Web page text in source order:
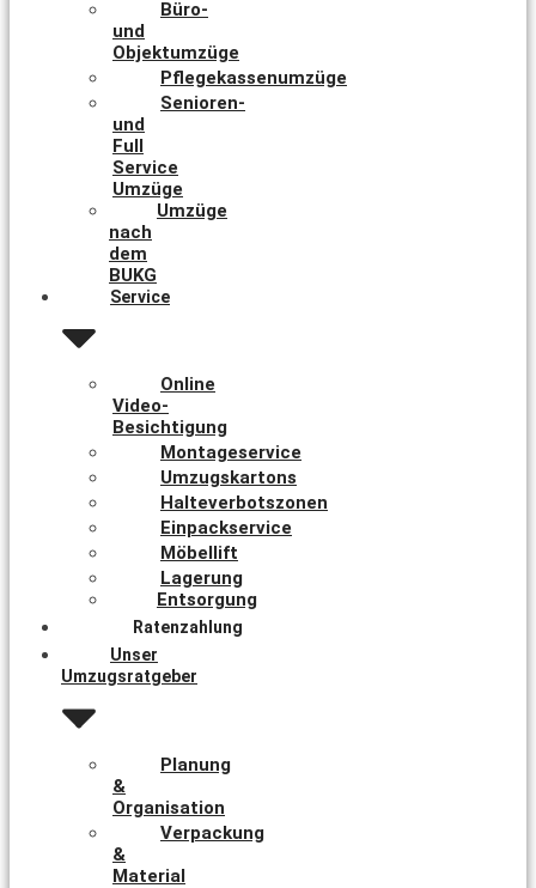
Büro-
und
Objektumzüge
Pflegekassenumzüge
Senioren-
und
Full
Service
Umzüge
Umzüge
nach
dem
BUKG
Service
Online
Video-
Besichtigung
Montageservice
Umzugskartons
Halteverbotszonen
Einpackservice
Möbellift
Lagerung
Entsorgung
Ratenzahlung
Unser
Umzugsratgeber
Planung
&
Organisation
Verpackung
&
Material